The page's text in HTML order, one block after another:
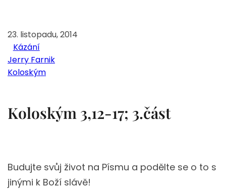
23. listopadu, 2014
Kázání
Jerry Farnik
Koloským
Koloským 3,12-17; 3.část
Budujte svůj život na Písmu a podělte se o to s
jinými k Boží slávě!